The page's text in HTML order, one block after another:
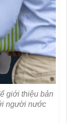
giới thiệu bản
người nước